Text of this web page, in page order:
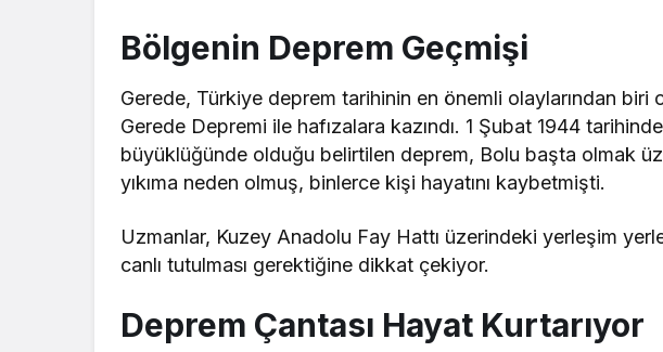
Bölgenin Deprem Geçmişi
Gerede, Türkiye deprem tarihinin en önemli olaylarından biri
Gerede Depremi ile hafızalara kazındı. 1 Şubat 1944
büyüklüğünde olduğu belirtilen deprem, Bolu başta olmak
yıkıma neden olmuş, binlerce kişi hayatını kaybetmişti.
Uzmanlar, Kuzey Anadolu Fay Hattı üzerindeki yerleşim
canlı tutulması gerektiğine dikkat çekiyor.
Deprem Çantası Hayat Kurtarıyor